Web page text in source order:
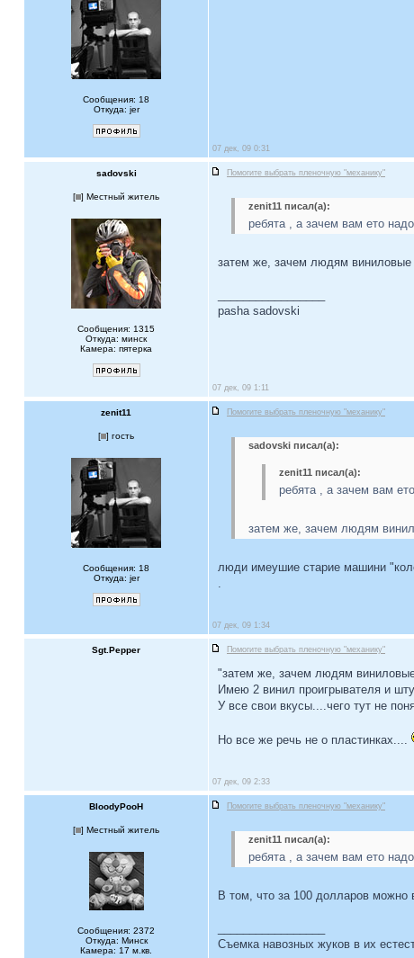
Сообщения: 18
Откуда: jer
07 дек, 09 0:31
sadovski Помогите выбрать пленочную "механику"
[ ] Местный житель
Сообщения: 1315
Откуда: минск
Камера: пятерка
zenit11 писал(а):
ребята , а зачем вам ето
затем же, зачем людям
pasha sadovski
07 дек, 09 1:11
zenit11 Помогите выбрать пленочную "механику"
[ ] гость
Сообщения: 18
Откуда: jer
sadovski писал(а):
zenit11 писал(а):
ребята , а зачем вам
затем же, зачем людям
люди имеушие старие машини
.
07 дек, 09 1:34
Sgt.Pepper Помогите выбрать пленочную "механику"
"затем же, зачем людям
Имею 2 винил проигрывателя и
У все свои вкусы....чего тут не
Но все же речь не о пластинках....
07 дек, 09 2:33
BloodyPooH Помогите выбрать пленочную "механику"
[ ] Местный житель
Сообщения: 2372
Откуда: Минск
Камера: 17 м.кв.
zenit11 писал(а):
ребята , а зачем вам ето
В том, что за 100 долларов можно
Съемка навозных жуков в их